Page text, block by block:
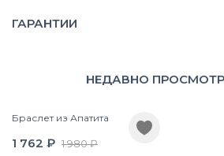
ГАРАНТИИ
НЕДАВНО
Браслет из Апатита
1 762 ₽ 1 980 ₽